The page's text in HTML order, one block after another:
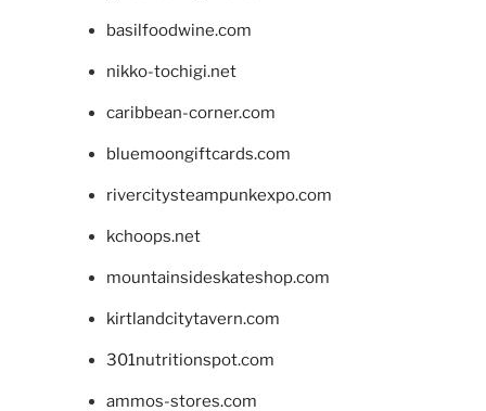
basilfoodwine.com
nikko-tochigi.net
caribbean-corner.com
bluemoongiftcards.com
rivercitysteampunkexpo.com
kchoops.net
mountainsideskateshop.com
kirtlandcitytavern.com
301nutritionspot.com
ammos-stores.com